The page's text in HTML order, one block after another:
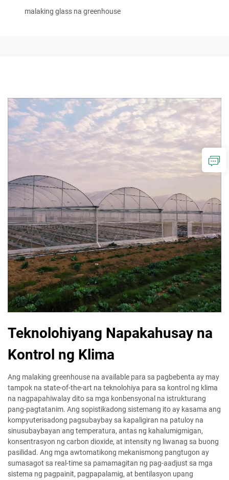
malaking glass na greenhouse
Teknolohiyang Napakahusay na
Kontrol ng Klima
Ang malaking greenhouse na available para sa pagbebenta ay may
tampok na state-of-the-art na teknolohiya para sa kontrol ng klima
na nagpapahiwalay dito sa mga konbensyonal na istrukturang
pang-pagtatanim. Ang sopistikadong sistemang ito ay kasama ang
kompyuterisadong pagsubaybay sa kapaligiran na patuloy na
sinusubaybayan ang temperatura, antas ng kahalumigmigan,
konsentrasyon ng carbon dioxide, at intensity ng liwanag sa buong
pasilidad. Ang mga awtomatikong mekanismong pangtugon ay
sumasagot sa real-time sa pamamagitan ng pag-aadjust sa mga
sistema ng pagpainit, pagpapalamig, at bentilasyon upang